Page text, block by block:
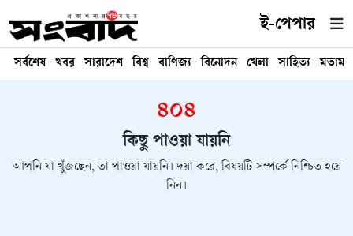
ই-পেপার
সর্বশেষ খবর সারাদেশ বিশ্ব বাণিজ্য বিনোদন খেলা সাহিত্য মতামত
৪০৪
কিছু পাওয়া যায়নি
আপনি যা খুঁজছেন, তা পাওয়া যায়নি। দয়া করে, বিষয়টি সম্পর্কে নিশ্চিত হয়ে
নিন।